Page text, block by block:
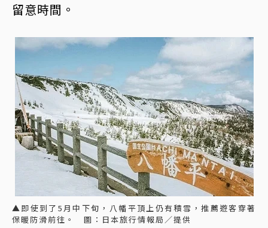
留意時間。
▲即使到了5月中下旬，八幡平頂上仍有積雪，推薦遊客穿著
保暖防滑前往。 圖：日本旅行情報局／提供